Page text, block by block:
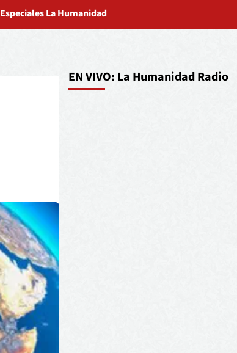
Especiales La Humanidad
EN VIVO: La Humanidad Radio